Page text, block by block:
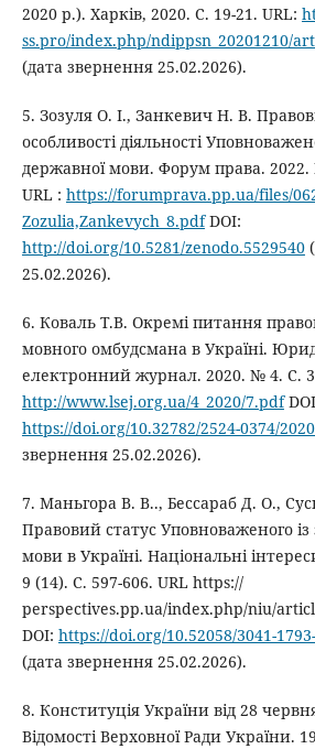
2020 р.). Харків, 2020. C. 19-21. URL:
ss.pro/index.php/ndippsn_20201210/
(дата звернення 25.02.2026).
5. Зозуля О. І., Занкевич Н. В.
особливості діяльності
державної мови. Форум права. 2022.
URL : https://forumprava.pp.ua/files/
Zozulia,Zankevych_8.pdfDOI:
http://doi.org/10.5281/zenodo.5529540
25.02.2026).
6. Коваль Т.В. Окремі питання
мовного омбудсмана в Україні.
електронний журнал. 2020. № 4. С.
http://www.lsej.org.ua/4_2020/7.pdf
https://doi.org/10.32782/2524-0374/
звернення 25.02.2026).
7. Маньгора В. В.., Бессараб Д. О.,
Правовий статус Уповноваженого
мови в Україні. Національні
9 (14). С. 597-606. URL https://
perspectives.pp.ua/index.php/niu/
DOI: https://doi.org/10.52058/3041-
(дата звернення 25.02.2026).
8. Конституція України від 28
Відомості Верховної Ради України.